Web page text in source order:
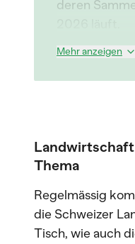
deren
Mehr anzeigen
Thema
Regelmässig
die Schweizer
Tisch, wie auch